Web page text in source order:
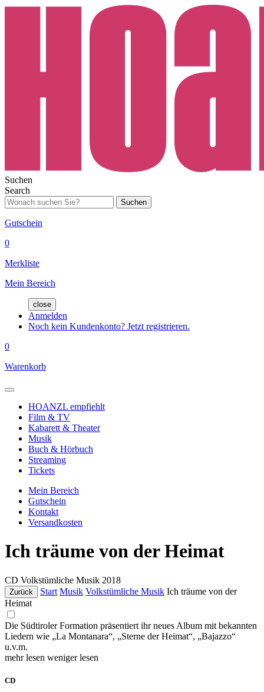
Suchen
Search
Suchen
Gutschein
0
Merkliste
Mein Bereich
close
Anmelden
Noch kein Kundenkonto? Jetzt registrieren.
0
Warenkorb
HOANZL empfiehlt
Film & TV
Kabarett & Theater
Musik
Buch & Hörbuch
Streaming
Tickets
Mein Bereich
Gutschein
Kontakt
Versandkosten
Ich träume von der Heimat
CD Volkstümliche Musik 2018
Zurück Start Musik Volkstümliche Musik Ich träume von der
Heimat
Die Südtiroler Formation präsentiert ihr neues Album mit bekannten
Liedern wie „La Montanara“, „Sterne der Heimat“, „Bajazzo“
u.v.m.
mehr lesen weniger lesen
CD